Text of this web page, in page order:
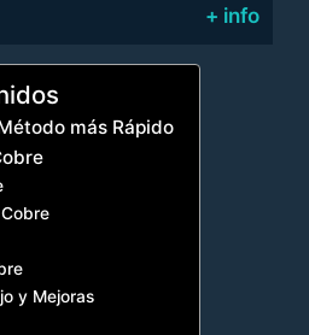
+ info
más Rápido
y Mejoras